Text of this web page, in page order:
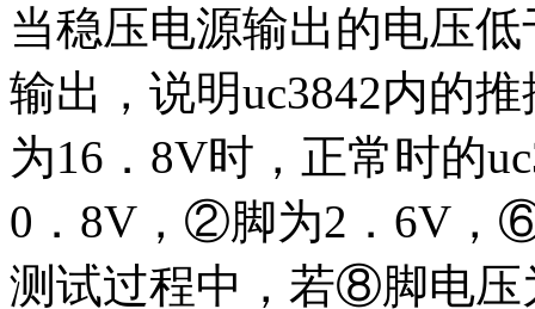
当稳压电源输出的电压
输出，说明uc3842内的
为16．8V时，正常时的
0．8V，②脚为2．6V，
测试过程中，若⑧脚电压